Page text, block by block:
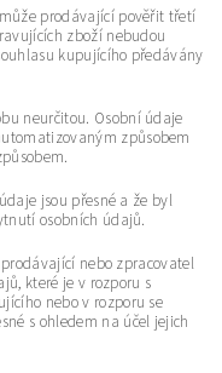
prodávající pověřit třetí
zboží nebudou
kupujícího předávány
neurčitou. Osobní údaje
způsobem
jsou přesné a že byl
osobních údajů.
nebo zpracovatel
které je v rozporu s
nebo v rozporu se
s ohledem na účel jejich